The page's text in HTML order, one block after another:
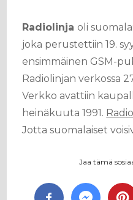
Radiolinja oli
joka perustettiin 19.
ensimmäinen GSM-
Radiolinjan verkossa
Verkko avattiin
heinäkuuta 1991.
Jotta suomalaiset
Jaa tämä